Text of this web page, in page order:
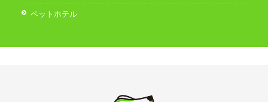
ペットホテル